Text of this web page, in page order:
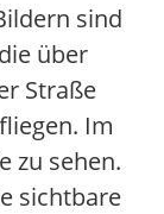
sind
über
Straße
Im
zu sehen.
sichtbare